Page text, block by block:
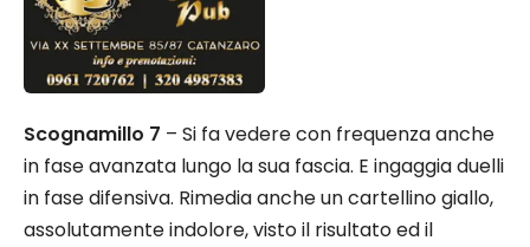
Scognamillo 7 – Si fa vedere con frequenza anche
in fase avanzata lungo la sua fascia. E ingaggia duelli
in fase difensiva. Rimedia anche un cartellino giallo,
assolutamente indolore, visto il risultato ed il